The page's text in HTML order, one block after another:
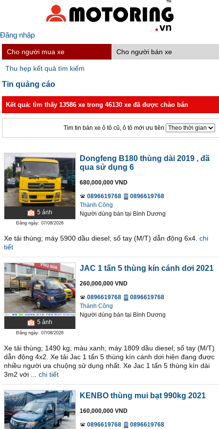
Đăng nhập
Cho người mua xe Cho người bán xe
Thu hẹp kết quả tìm kiếm
Tin quảng cáo
Kết quả: tìm thấy 13586 xe trong 46130 xe đã được chào bán
Tìm tin bán xe ô tô cũ, ô tô mới ưu tiên
5 ảnh
Đăng ngày: 07/08/2026
Dongfeng B180 thùng dài 2019 , đã
qua sử dụng 6
680,000,000 VND
0896619768
0896619768
Thành Công
Người dùng bán tại Bình Dương
Xe tải thùng; máy 5900 dầu diesel; số tay (M/T) dẫn động 6x4. chi
tiết
5 ảnh
Đăng ngày: 07/08/2026
JAC 1 tấn 5 thùng kín cánh dơi 2021
260,000,000 VND
0896619768
0896619768
Thành Công
Người dùng bán tại Bình Dương
Xe tải thùng; 1490 kg; màu xanh; máy 1809 dầu diesel; số tay (M/T)
dẫn động 4x2. Xe tải Jac 1 tấn 5 thùng kín cánh dơi hiện đang được
nhiều người ưa chuộng sử dụng nhất. Xe Jac 1 tấn 5 thùng kín dài
3m2 với ...
chi tiết
KENBO thùng mui bạt 990kg 2021
160,000,000 VND
0896619768
0896619768